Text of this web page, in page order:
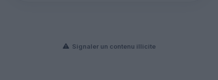
Signaler un contenu illicite